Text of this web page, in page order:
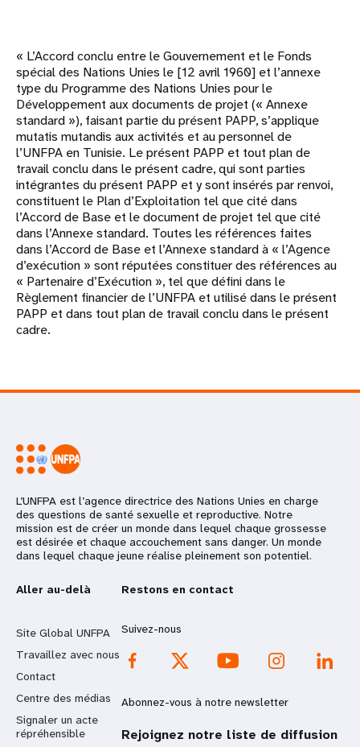
« L’Accord conclu entre le Gouvernement et le Fonds
spécial des Nations Unies le [12 avril 1960] et l’annexe
type du Programme des Nations Unies pour le
Développement aux documents de projet (« Annexe
standard »), faisant partie du présent PAPP, s’applique
mutatis mutandis aux activités et au personnel de
l’UNFPA en Tunisie. Le présent PAPP et tout plan de
travail conclu dans le présent cadre, qui sont parties
intégrantes du présent PAPP et y sont insérés par renvoi,
constituent le Plan d’Exploitation tel que cité dans
l’Accord de Base et le document de projet tel que cité
dans l’Annexe standard. Toutes les références faites
dans l’Accord de Base et l’Annexe standard à « l’Agence
d’exécution » sont réputées constituer des références au
« Partenaire d’Exécution », tel que défini dans le
Règlement financier de l’UNFPA et utilisé dans le présent
PAPP et dans tout plan de travail conclu dans le présent
cadre.
L’UNFPA est l’agence directrice des Nations Unies en charge
des questions de santé sexuelle et reproductive. Notre
mission est de créer un monde dans lequel chaque grossesse
est désirée et chaque accouchement sans danger. Un monde
dans lequel chaque jeune réalise pleinement son potentiel.
Aller au-delà
Site Global UNFPA
Travaillez avec nous
Contact
Centre des médias
Signaler un acte
répréhensible
Restons en contact
Suivez-nous
Abonnez-vous à notre newsletter
Rejoignez notre liste de diffusion